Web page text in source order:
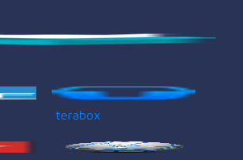
terabox